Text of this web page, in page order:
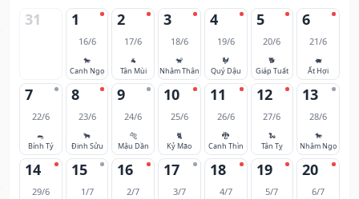
31 1
16/6
🐎
Canh Ngọ
2
17/6
🐐
Tân Mùi
3
18/6
🐒
Nhâm Thân
4
19/6
🐓
Quý Dậu
5
20/6
🐕
Giáp Tuất
6
21/6
🐖
Ất Hợi
7
22/6
🐀
Bính Tý
8
23/6
🐂
Đinh Sửu
9
24/6
🐅
Mậu Dần
10
25/6
🐈
Kỷ Mão
11
26/6
🐉
Canh Thìn
12
27/6
🐍
Tân Tỵ
13
28/6
🐎
Nhâm Ngọ
14
29/6
15
1/7
16
2/7
17
3/7
18
4/7
19
5/7
20
6/7